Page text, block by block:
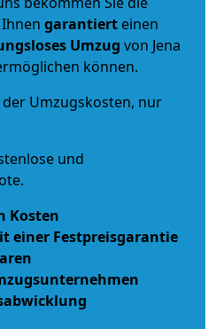
garantiert einen
Umzug von Jena
können.
der Umzugskosten, nur
und
Kosten
einer Festpreisgarantie